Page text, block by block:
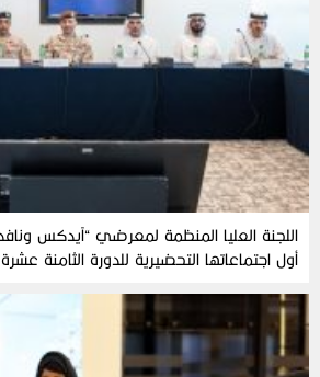
أول اجتماعاتها التحضيرية للدورة الثامنة عشرة